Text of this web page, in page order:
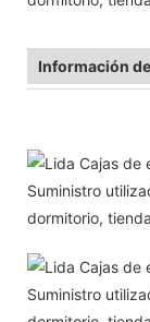
Información